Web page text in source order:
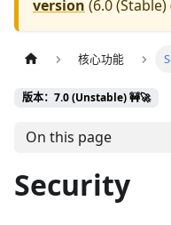
version (6.0 (Stable)
核心功能
版本：7.0 (Unstable) 🚧🚀
On this page
Security